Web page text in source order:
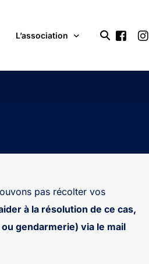
L’association
Devenir bénévole
Contactpas récolter vos
à la résolution de ce cas,
gendarmerie) via le mail